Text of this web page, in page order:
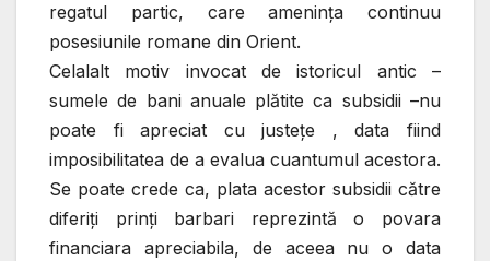
regatul partic, care ameninţa continuu
posesiunile romane din Orient.
Celalalt motiv invocat de istoricul antic –
sumele de bani anuale plătite ca subsidii –nu
poate fi apreciat cu justeţe , data fiind
imposibilitatea de a evalua cuantumul acestora.
Se poate crede ca, plata acestor subsidii către
diferiţi prinţi barbari reprezintă o povara
financiara apreciabila, de aceea nu o data